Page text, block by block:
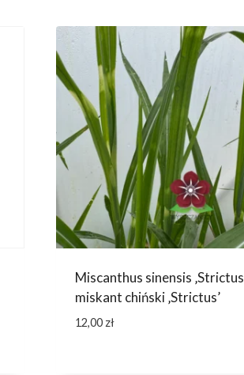
Miscanthus sinensis
miskant chiński ‚Strictus’
12,00 zł